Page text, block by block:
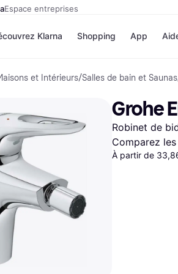
Espace entreprises
Klarna
Options de paiement
Payer maintenant
Paiement en 3 fois
Paiement à 30 jours
Klarna sur Apple Pay
Shopping
Magasins
Airbnb
Temu
JD Sports
App
et Intérieurs/Salles de bain et Saunas
Grohe
Robinet de
Comparez
À partir de